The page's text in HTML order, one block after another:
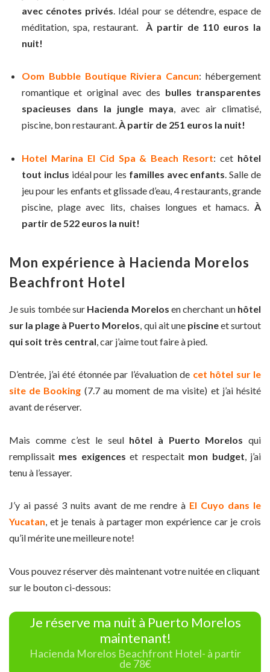
avec cénotes privés. Idéal pour se détendre, espace de
méditation, spa, restaurant.À partir de 110 euros la
nuit!
Oom Bubble Boutique Riviera Cancun: hébergement
romantique et original avec des bulles transparentes
spacieuses dans la jungle maya, avec air climatisé,
piscine, bon restaurant.À partir de 251 euros la nuit!
Hotel Marina El Cid Spa & Beach Resort: cet hôtel
tout inclus idéal pour les familles avec enfants. Salle de
jeu pour les enfants et glissade d’eau, 4 restaurants, grande
piscine, plage avec lits, chaises longues et hamacs. À
partir de 522 euros la nuit!
Mon expérience à Hacienda Morelos
Beachfront Hotel
Je suis tombée sur Hacienda Morelos en cherchant un hôtel
sur la plage à Puerto Morelos, qui ait unepiscineet surtout
qui soit très central, car j’aime tout faire à pied.
D’entrée, j’ai été étonnée par l’évaluation de cet hôtel sur le
site de Booking (7.7 au moment de ma visite) et j’ai hésité
avant de réserver.
Mais comme c’est le seulhôtel à Puerto Morelosqui
remplissait mes exigenceset respectaitmon budget , j’ai
tenu à l’essayer.
J’y ai passé 3 nuits avant de me rendre à El Cuyo dans le
Yucatan, et je tenais à partager mon expérience car je crois
qu’il mérite une meilleure note!
Vous pouvez réserver dès maintenant votre nuitée en cliquant
sur le bouton ci-dessous:
Je réserve ma nuit à Puerto Morelos
maintenant!
Hacienda Morelos Beachfront Hotel- à partir
de 78€